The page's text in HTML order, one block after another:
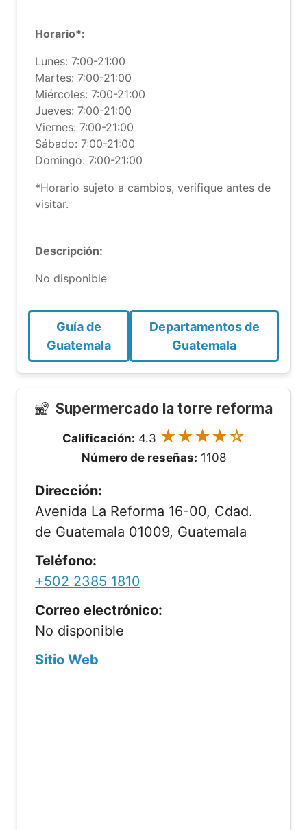
Horario*:
Lunes: 7:00-21:00
Martes: 7:00-21:00
Miércoles: 7:00-21:00
Jueves: 7:00-21:00
Viernes: 7:00-21:00
Sábado: 7:00-21:00
Domingo: 7:00-21:00
*Horario sujeto a cambios, verifique antes de
visitar.
Descripción:
No disponible
Guía de
Guatemala
Departamentos de
Guatemala
Supermercado la torre reforma
Calificación: 4.3 ★★★★☆
Número de reseñas: 1108
Dirección:
Avenida La Reforma 16-00, Cdad.
de Guatemala 01009, Guatemala
Teléfono:
+502 2385 1810
Correo electrónico:
No disponible
Sitio Web